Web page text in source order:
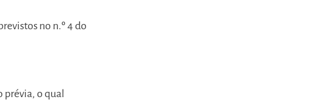
no n.º 4 do
o qual